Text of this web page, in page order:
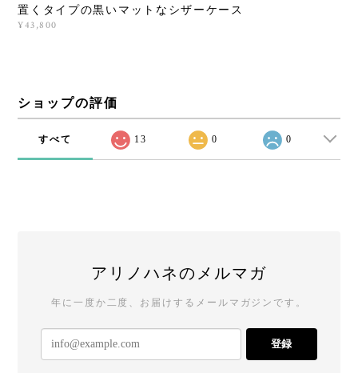
置くタイプの黒いマットなシザーケース
¥43,800
ショップの評価
すべて 13 0 0
アリノハネのメルマガ
年に一度か二度、お届けするメールマガジンです。
登録